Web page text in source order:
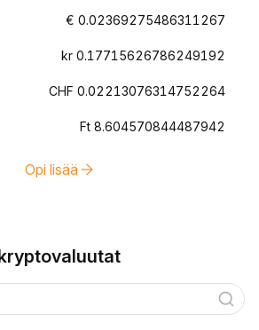
€ 0.02369275486311267
kr 0.17715626786249192
CHF 0.02213076314752264
Ft 8.604570844487942
Opi lisää